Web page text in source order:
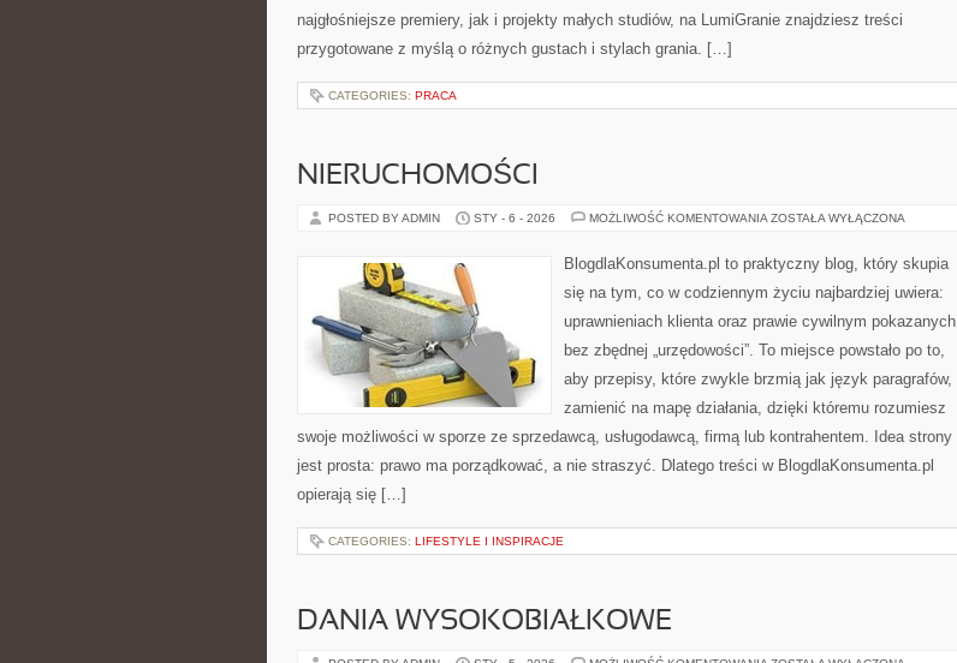
najgłośniejsze premiery, jak i projekty małych studiów, na LumiGranie znajdziesz treści
przygotowane z myślą o różnych gustach i stylach grania. […]
CATEGORIES: PRACA
NIERUCHOMOŚCI
POSTED BY ADMIN STY - 6 - 2026 MOŻLIWOŚĆ KOMENTOWANIA NIERUCHOMOŚCI
ZOSTAŁA WYŁĄCZONA
BlogdlaKonsumenta.pl to praktyczny blog, który skupia
się na tym, co w codziennym życiu najbardziej uwiera:
uprawnieniach klienta oraz prawie cywilnym pokazanych
bez zbędnej „urzędowości”. To miejsce powstało po to,
aby przepisy, które zwykle brzmią jak język paragrafów,
zamienić na mapę działania, dzięki któremu rozumiesz
swoje możliwości w sporze ze sprzedawcą, usługodawcą, firmą lub kontrahentem. Idea strony
jest prosta: prawo ma porządkować, a nie straszyć. Dlatego treści w BlogdlaKonsumenta.pl
opierają się […]
CATEGORIES: LIFESTYLE I INSPIRACJE
DANIA WYSOKOBIAŁKOWE